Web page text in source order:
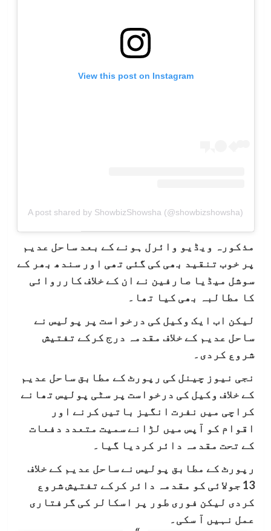
View this post on Instagram
A post shared by ShowbizShowsha (@showbizshowsha)
مذکورہ ویڈیو وائرل ہونے کے بعد ساحل عدیم
پر خوب تنقید بھی کی گئی تھی اور سندھ بھر کے
سوشل میڈیا صارفین نے ان کے خلاف کارروائی
کا مطالبہ بھی کیا تھا۔
لیکن اب ایک وکیل کی درخواست پر پولیس نے
ساحل عدیم کے خلاف مقدمہ درج کرکے تفتیش
شروع کردی۔
نجی نیوز چینل کی رپورٹ کے مطابق ساحل عدیم
کے خلاف وکیل کی درخواست پر سٹی پولیس تھانے
کراچی میں نفرت انگیز باتیں کرنے اور
اقوام کو آپس میں لڑانے سمیت متعدد دفعات
کے تحت مقدمہ دائر کردیا گیا۔
رپورٹ کے مطابق پولیس نے ساحل عدیم کے خلاف
13 جولائی کو مقدمہ دائر کرکے تفتیش شروع
کردی لیکن فوری طور پر اسکالر کی گرفتاری
عمل نہیں آ سکی۔